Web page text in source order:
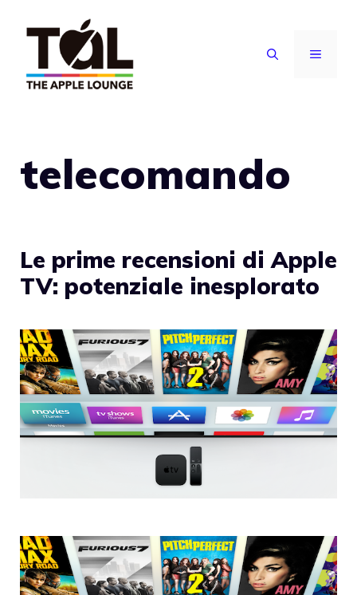
contenuto
MENU
telecomando
Le prime recensioni di Apple
TV: potenziale inesplorato